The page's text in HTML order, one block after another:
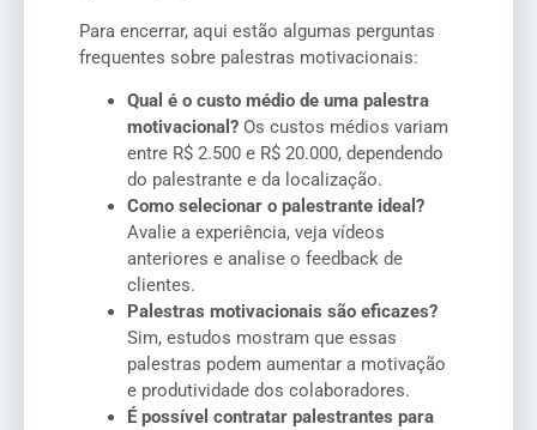
Para encerrar, aqui estão algumas perguntas
frequentes sobre palestras motivacionais:
Qual é o custo médio de uma palestra
motivacional? Os custos médios variam
entre R$ 2.500 e R$ 20.000, dependendo
do palestrante e da localização.
Como selecionar o palestrante ideal?
Avalie a experiência, veja vídeos
anteriores e analise o feedback de
clientes.
Palestras motivacionais são eficazes?
Sim, estudos mostram que essas
palestras podem aumentar a motivação
e produtividade dos colaboradores.
É possível contratar palestrantes para